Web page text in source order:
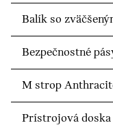
Balík so
Bezpečnostné
M strop
Prístrojová doska